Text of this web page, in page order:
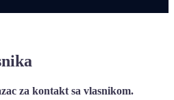
za kontakt sa vlasnikom.